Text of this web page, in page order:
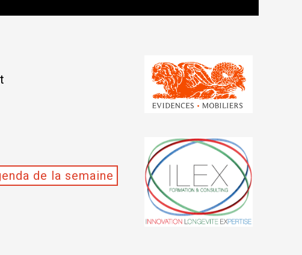
de la semaine